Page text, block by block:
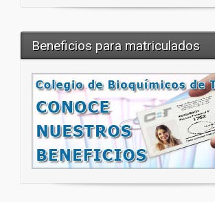
Beneficios para matriculados